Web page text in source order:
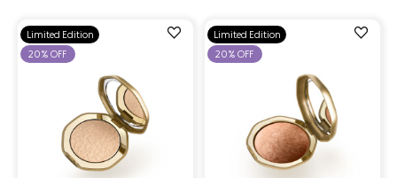
הוספה
Limited Edition
20% OFF
הוספה
Limited Edition
20% OFF